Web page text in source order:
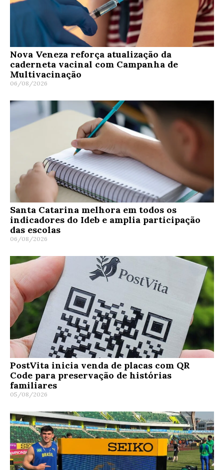
Nova Veneza reforça atualização da
caderneta vacinal com Campanha de
Multivacinação
06/08/2026
Santa Catarina melhora em todos os
indicadores do Ideb e amplia participação
das escolas
06/08/2026
PostVita inicia venda de placas com QR
Code para preservação de histórias
familiares
05/08/2026